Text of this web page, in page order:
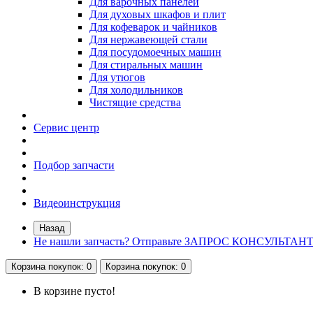
Для духовых шкафов и плит
Для кофеварок и чайников
Для нержавеющей стали
Для посудомоечных машин
Для стиральных машин
Для утюгов
Для холодильников
Чистящие средства
Сервис центр
Подбор запчасти
Видеоинструкция
Назад
Не нашли запчасть? Отправьте ЗАПРОС
Корзинапокупок: 0 Корзинапокупок: 0
В корзине пусто!